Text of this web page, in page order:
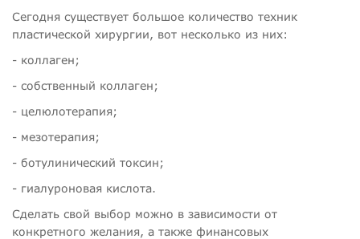
Сегодня существует большое количество техник
пластической хирургии, вот несколько из них:
- коллаген;
- собственный коллаген;
- целюлотерапия;
- мезотерапия;
- ботулинический токсин;
- гиалуроновая кислота.
Сделать свой выбор можно в зависимости от
конкретного желания, а также финансовых